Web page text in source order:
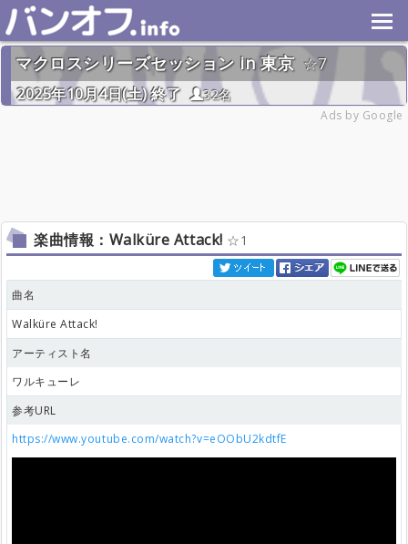
マクロスシリーズセッション in 東京
7
2025年10月4日(土) 終了
32名
Ads by Google
楽曲情報：Walküre Attack! 1
曲名
Walküre Attack!
アーティスト名
ワルキューレ
参考URL
https://www.youtube.com/watch?v=eOObU2kdtfE